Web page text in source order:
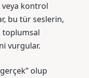
veya kontrol
bu tür seslerin,
toplumsal
vurgular.
olup